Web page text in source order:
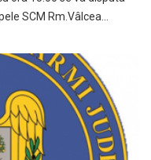
SCM Rm.Vâlcea…